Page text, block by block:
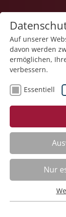
Verhalten
06)
Word –
Wann:
e-
Status:
Auf unserer
davon werden
ermöglichen,
verbessern.
Essentiell
Nur
Essentielle